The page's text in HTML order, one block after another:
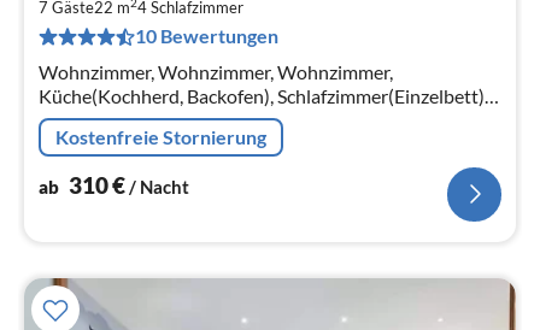
7 Gäste22 m 4Schlafzimmer
10 Bewertungen
Wohnzimmer, Wohnzimmer, Wohnzimmer,
Küche(Kochherd, Backofen), Schlafzimmer(Einzelbett),
Schlafzimmer(Doppelbett), Schlafzimmer(Doppelbett),
Schlafzimmer(Doppelbett)
Kostenfreie Stornierung
ab 310€/ Nacht